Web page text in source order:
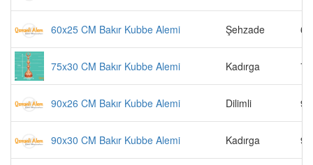
60x25 CM Bakır Kubbe Alemi Şehzade
75x30 CM Bakır Kubbe Alemi Kadırga
90x26 CM Bakır Kubbe Alemi Dilimli
90x30 CM Bakır Kubbe Alemi Kadırga